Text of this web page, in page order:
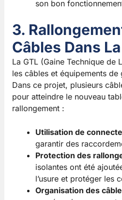
son bon
3.
Câbles Dans
La GTL (Gaine Technique de
les câbles et équipements de
Dans ce projet, plusieurs
pour atteindre le nouveau
rallongement :
Utilisation de
garantir des
Protection des
isolantes ont été
l’usure et protéger les
Organisation des